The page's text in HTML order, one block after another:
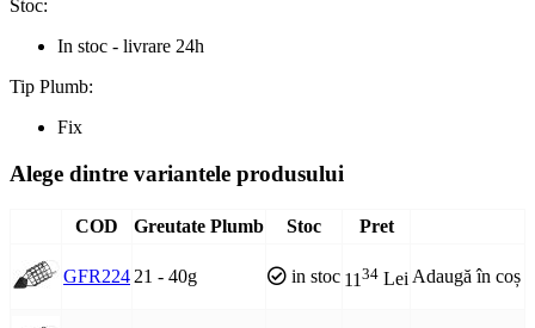
Stoc:
In stoc - livrare 24h
Tip Plumb:
Fix
Alege dintre variantele produsului
COD Greutate Plumb Stoc Pret
GFR224 21 - 40g in stoc 11 34 Lei Adaugă în coș